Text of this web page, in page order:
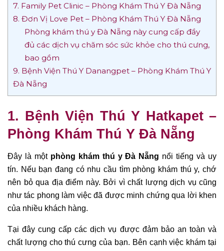
7. Family Pet Clinic – Phòng Khám Thú Y Đà Nẵng
8. Đơn Vị Love Pet – Phòng Khám Thú Y Đà Nẵng
Phòng khám thú y Đà Nẵng này cung cấp đầy
đủ các dịch vụ chăm sóc sức khỏe cho thú cưng,
bao gồm
9. Bệnh Viện Thú Y Danangpet – Phòng Khám Thú Y
Đà Nẵng
1. Bệnh Viện Thú Y Hatkapet –
Phòng Khám Thú Y Đà Nẵng
Đây là mộtphòng khám thú y Đà Nẵng nổi tiếng và uy
tín. Nếu bạn đang có nhu cầu tìm phòng khám thú y, chớ
nên bỏ qua địa điểm này. Bởi vì chất lượng dịch vụ cũng
như tác phong làm việc đã được minh chứng qua lời khen
của nhiều khách hàng.
Tại đây cung cấp các dịch vụ được đảm bảo an toàn và
chất lượng cho thú cưng của bạn. Bên cạnh việc khám tại